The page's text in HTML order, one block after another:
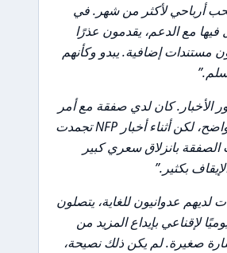
أرباحي لأكثر من شهر. في
مع الدعم، يقدمون عذرًا
مستندات إضافية. يبدو وكأنهم
الأخبار. كان لدي صفقة مع أمر
إيقاف خسارة واضح، لكن أثناء أخبار NFP تجمدت
بانزلاق سعري كبير
بكثير.”
لديهم عدوانيون للغاية، يتصلون
لإقناعي بإيداع المزيد من
صغيرة. لم يكن ذلك نصيحة،